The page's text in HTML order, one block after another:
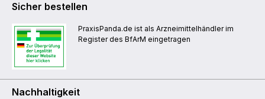
Sicher bestellen
PraxisPanda.de ist als Arzneimittelhändler im
Register des BfArM eingetragen
Nachhaltigkeit